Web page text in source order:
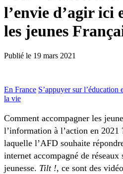
l’envie d’agir ici
les jeunes
Publié le 19 mars 2021
En France S’appuyer sur
la vie
Comment accompagner les
l’information à l’action en 2021
laquelle l’AFD souhaite
internet accompagné de réseaux
jeunesse. Tilt !, ce sont des